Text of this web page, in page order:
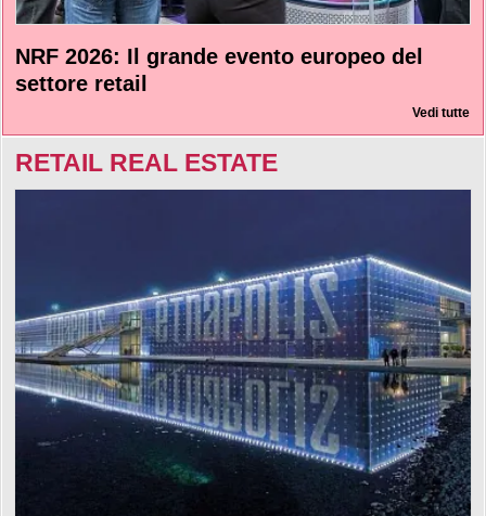
NRF 2026: Il grande evento europeo del
settore retail
Vedi tutte
RETAIL REAL ESTATE